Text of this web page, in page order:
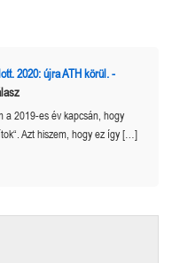
2020: újra ATH körül. -
2019-es év kapcsán, hogy
Azt hiszem, hogy ez így […]